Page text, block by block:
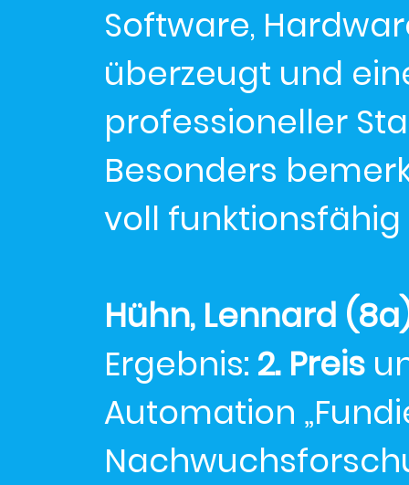
Software,
überzeugt und
professioneller
Besonders
voll funktionsfähig
Hühn, Lennard
Ergebnis: 2. Preis
Automation